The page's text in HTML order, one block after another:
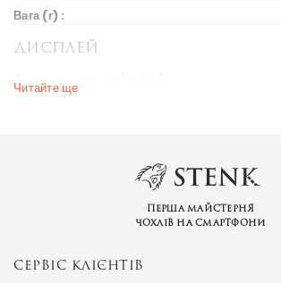
Вага (г) :
Дисплей
Діагональ екрану (дюйм) :
Ціна на старті продажів :
Серія пристрою :
Читайте ще
Перша майстерня
чохлів на смартфони
СЕРВІС КЛІЄНТІВ